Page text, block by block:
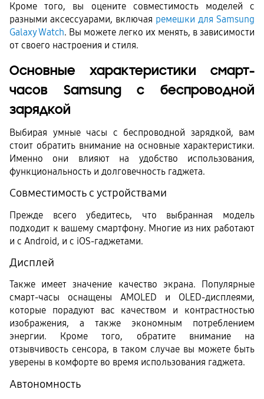
Кроме того, вы оцените совместимость моделей с
разными аксессуарами, включая ремешки для Samsung
Galaxy Watch. Вы можете легко их менять, в зависимости
от своего настроения и стиля.
Основные характеристики смарт-
часов Samsung с беспроводной
зарядкой
Выбирая умные часы с беспроводной зарядкой, вам
стоит обратить внимание на основные характеристики.
Именно они влияют на удобство использования,
функциональность и долговечность гаджета.
Совместимость с устройствами
Прежде всего убедитесь, что выбранная модель
подходит к вашему смартфону. Многие из них работают
и с Android, и с iOS-гаджетами.
Дисплей
Также имеет значение качество экрана. Популярные
смарт-часы оснащены AMOLED и OLED-дисплеями,
которые порадуют вас качеством и контрастностью
изображения, а также экономным потреблением
энергии. Кроме того, обратите внимание на
отзывчивость сенсора, в таком случае вы можете быть
уверены в комфорте во время использования гаджета.
Автономность